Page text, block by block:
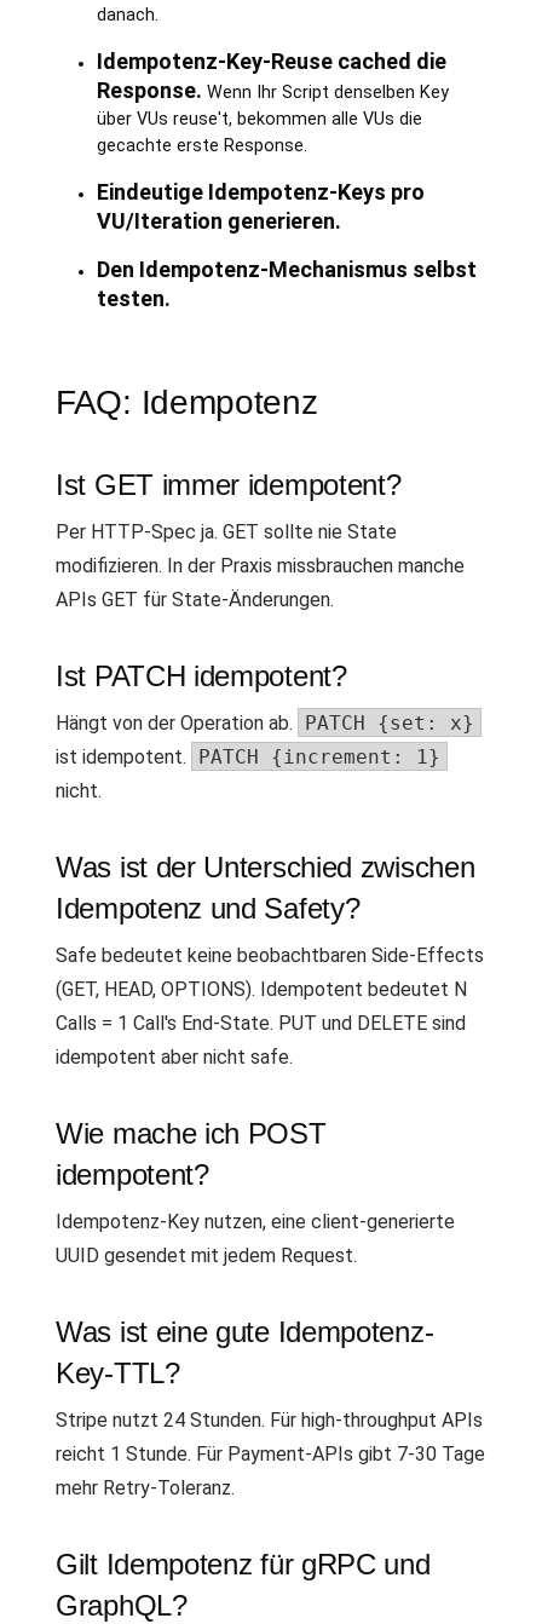
danach.
Idempotenz-Key-Reuse cached die
Response. Wenn Ihr Script denselben Key
über VUs reuse't, bekommen alle VUs die
gecachte erste Response.
Eindeutige Idempotenz-Keys pro
VU/Iteration generieren.
Den Idempotenz-Mechanismus selbst
testen.
FAQ: Idempotenz
Ist GET immer idempotent?
Per HTTP-Spec ja. GET sollte nie State
modifizieren. In der Praxis missbrauchen manche
APIs GET für State-Änderungen.
Ist PATCH idempotent?
Hängt von der Operation ab.
PATCH {set: x}
ist idempotent.
PATCH {increment: 1}
nicht.
Was ist der Unterschied zwischen
Idempotenz und Safety?
Safe bedeutet keine beobachtbaren Side-Effects
(GET, HEAD, OPTIONS). Idempotent bedeutet N
Calls = 1 Call's End-State. PUT und DELETE sind
idempotent aber nicht safe.
Wie mache ich POST
idempotent?
Idempotenz-Key nutzen, eine client-generierte
UUID gesendet mit jedem Request.
Was ist eine gute Idempotenz-
Key-TTL?
Stripe nutzt 24 Stunden. Für high-throughput APIs
reicht 1 Stunde. Für Payment-APIs gibt 7-30 Tage
mehr Retry-Toleranz.
Gilt Idempotenz für gRPC und
GraphQL?